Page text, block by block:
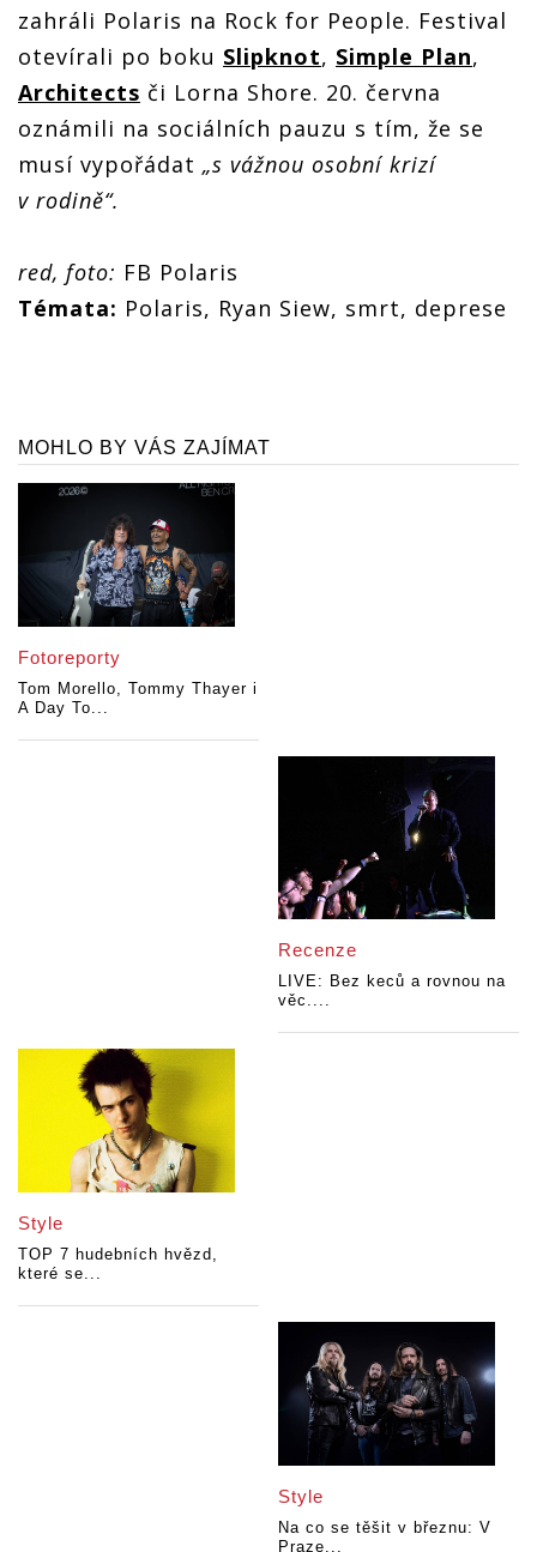
zahráli Polaris na Rock for People. Festival
otevírali po boku Slipknot, Simple Plan,
Architects či Lorna Shore. 20. června
oznámili na sociálních pauzu s tím, že se
musí vypořádat „s vážnou osobní krizí
v rodině“.
red, foto: FB Polaris
Témata: Polaris, Ryan Siew, smrt, deprese
MOHLO BY VÁS ZAJÍMAT
Fotoreporty
Tom Morello, Tommy Thayer i
A Day To...
Recenze
LIVE: Bez keců a rovnou na
věc....
Style
TOP 7 hudebních hvězd,
které se...
Style
Na co se těšit v březnu: V
Praze...